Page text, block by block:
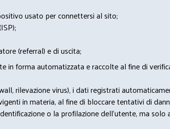
usato per connettersi al sito;
(referral) e di uscita;
in forma automatizzata e raccolte al fine di
rilevazione virus), i dati registrati
in materia, al fine di bloccare tentativi di
o la profilazione dell'utente, ma